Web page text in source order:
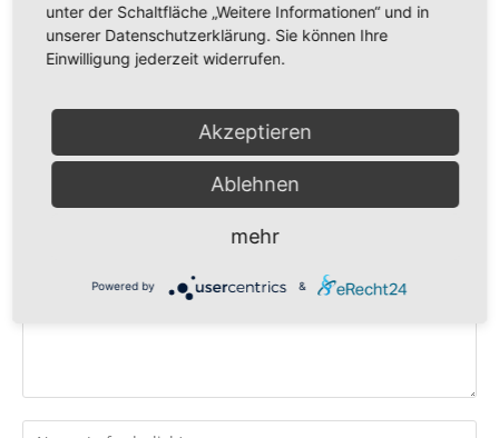
Christopher Kramp: Himmlische Harmonie – Wie
Gott sich Seine Gemeinde vorstellt
11. Mai 2024
Schreibe einen Kommentar
Gib
unter der Schaltfläche „Weitere Informationen“ und in
unserer Datenschutzerklärung. Sie können Ihre
Einwilligung jederzeit widerrufen.
Akzeptieren
Ablehnen
mehr
Powered by &